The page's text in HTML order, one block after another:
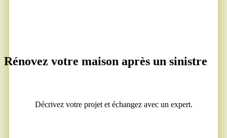
Rénovez votre maison après un sinistre
Décrivez votre projet et échangez avec un expert.